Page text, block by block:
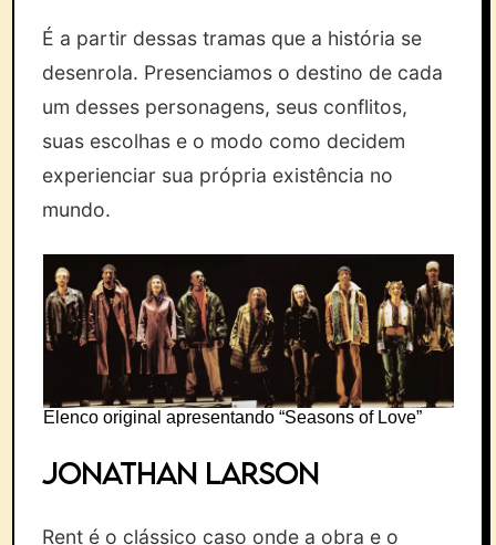
É a partir dessas tramas que a história se
desenrola. Presenciamos o destino de cada
um desses personagens, seus conflitos,
suas escolhas e o modo como decidem
experienciar sua própria existência no
mundo.
Elenco original apresentando “Seasons of Love”
Jonathan Larson
Rent é o clássico caso onde a obra e o